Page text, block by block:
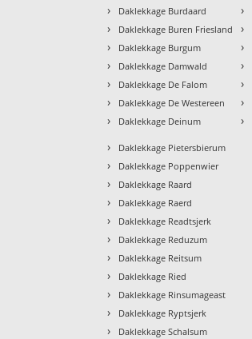
› Daklekkage Burdaard
› Daklekkage Buren Friesland
› Daklekkage Burgum
› Daklekkage Damwald
› Daklekkage De Falom
› Daklekkage De Westereen
› Daklekkage Deinum
›
›
›
›
›
›
›
› Daklekkage Pietersbierum
› Daklekkage Poppenwier
› Daklekkage Raard
› Daklekkage Raerd
› Daklekkage Readtsjerk
› Daklekkage Reduzum
› Daklekkage Reitsum
› Daklekkage Ried
› Daklekkage Rinsumageast
› Daklekkage Ryptsjerk
› Daklekkage Schalsum